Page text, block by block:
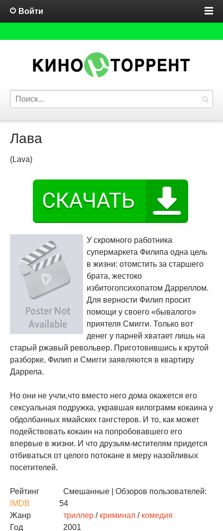
Войти
Лава
(Lava)
У скромного работника
супермаркета Филипа одна цель
в жизни: отомстить за старшего
брата, жестоко
избитогопсихопатом Дарреллом.
Для верности Филип просит
помощи у своего «бывалого»
приятеля Смигги. Только вот
денег у парней хватает лишь на
старый ржавый револьвер. Приготовившись к крутой
разборке, Филип и Смигги заявляются в квартиру
Даррела.
Но они не учли,что вместо него дома окажется его
сексуальная подружка, укравшая килограмм кокаина у
обдолбанных ямайских гангстеров. И то, как может
подействовать кокаин на попробовавшего его
впервые в жизни. И что друзьям-мстителям придется
отбиваться от целого потокане в меру назойливых
посетителей.
Рейтинг
IMDB
Смешанные | Обзоров пользователей:
54
Жанр
триллер / криминал / комедия
Год
2001